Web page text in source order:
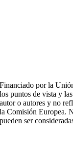
Financiado por la
los puntos de vista y
autor o autores y no
la Comisión Europea.
pueden ser